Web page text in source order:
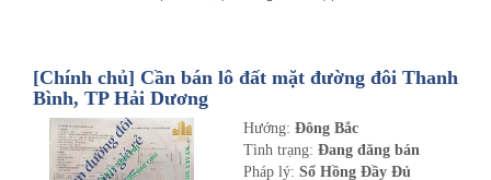
[Chính chủ] Cần bán lô đất mặt đường đôi Thanh
Bình, TP Hải Dương
Hướng: Đông Bắc
Tình trạng: Đang đăng bán
Pháp lý: Sổ Hồng Đầy Đủ